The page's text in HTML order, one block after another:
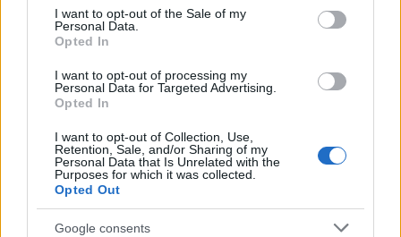
consent section.
I want to opt-out of the Sale of my
Personal Data.
Opted In
I want to opt-out of processing my
Personal Data for Targeted Advertising.
Opted In
I want to opt-out of Collection, Use,
Retention, Sale, and/or Sharing of my
Personal Data that Is Unrelated with the
Purposes for which it was collected.
Opted Out
Google consents